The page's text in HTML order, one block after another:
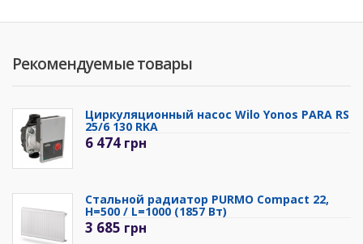
Рекомендуемые товары
Циркуляционный насос Wilo Yonos PARA RS
25/6 130 RKA
6 474 грн
Стальной радиатор PURMO Compact 22,
H=500 / L=1000 (1857 Вт)
3 685 грн